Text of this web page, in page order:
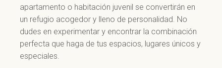
apartamento o habitación juvenil se convertirán en
un refugio acogedor y lleno de personalidad. No
dudes en experimentar y encontrar la combinación
perfecta que haga de tus espacios, lugares únicos y
especiales.